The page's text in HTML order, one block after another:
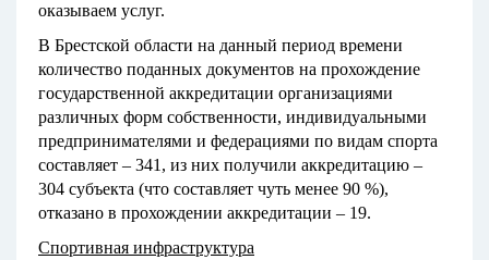
оказываем услуг.
В Брестской области на данный период времени
количество поданных документов на прохождение
государственной аккредитации организациями
различных форм собственности, индивидуальными
предпринимателями и федерациями по видам спорта
составляет – 341, из них получили аккредитацию –
304 субъекта (что составляет чуть менее 90 %),
отказано в прохождении аккредитации – 19.
Спортивная инфраструктура